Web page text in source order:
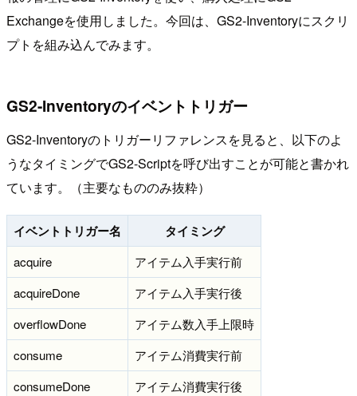
Exchangeを使用しました。今回は、GS2-Inventoryにスクリ
プトを組み込んでみます。
GS2-Inventoryのイベントトリガー
GS2-Inventoryのトリガーリファレンスを見ると、以下のよ
うなタイミングでGS2-Scriptを呼び出すことが可能と書かれ
ています。（主要なもののみ抜粋）
イベントトリガー名 タイミング
acquire
アイテム入手実行前
acquireDone
アイテム入手実行後
overflowDone
アイテム数入手上限時
consume
アイテム消費実行前
consumeDone
アイテム消費実行後